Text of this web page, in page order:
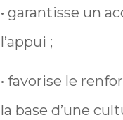
• garantisse un
l’appui ;
• favorise le
la base d’une